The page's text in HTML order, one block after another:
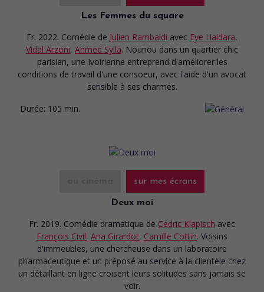
Les Femmes du square
Fr. 2022. Comédie de Julien Rambaldi avec Eye Haidara,
Vidal Arzoni, Ahmed Sylla. Nounou dans un quartier chic
parisien, une Ivoirienne entreprend d'améliorer les
conditions de travail d'une consoeur, avec l'aide d'un avocat
sensible à ses charmes.
Durée: 105 min.
sur mes écrans
Deux moi
Fr. 2019. Comédie dramatique de Cédric Klapisch avec
François Civil, Ana Girardot, Camille Cottin. Voisins
d'immeubles, une chercheuse dans un laboratoire
pharmaceutique et un préposé au service à la clientèle chez
un détaillant en ligne croisent leurs solitudes sans jamais se
voir.